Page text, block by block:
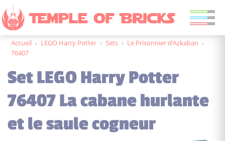
Accueil › LEGO Harry Potter › Sets › Le Prisonnier d’Azkaban ›
76407
Set LEGO Harry Potter
76407 La cabane hurlante
et le saule cogneur